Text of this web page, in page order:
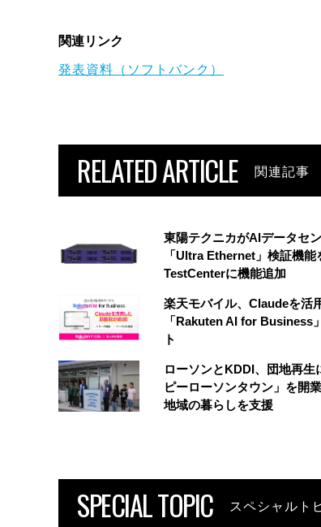
関連リンク
発表資料（ソフトバンク）
RELATED ARTICLE 関連記事
東陽テクニカがAIデータセ
「Ultra Ethernet」検証機能
TestCenterに機能追加
楽天モバイル、Claudeを活
「Rakuten AI for Business
ト
ローソンとKDDI、団地再生
ピーローソンタウン」を開
地域の暮らしを支援
SPECIAL TOPIC スペシャルト